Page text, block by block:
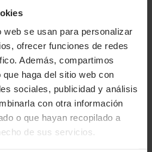
se usan para personalizar
ofrecer funciones de redes
Además, compartimos
haga del sitio web con
sociales, publicidad y análisis
con otra información
o que hayan recopilado a
de sus servicios.